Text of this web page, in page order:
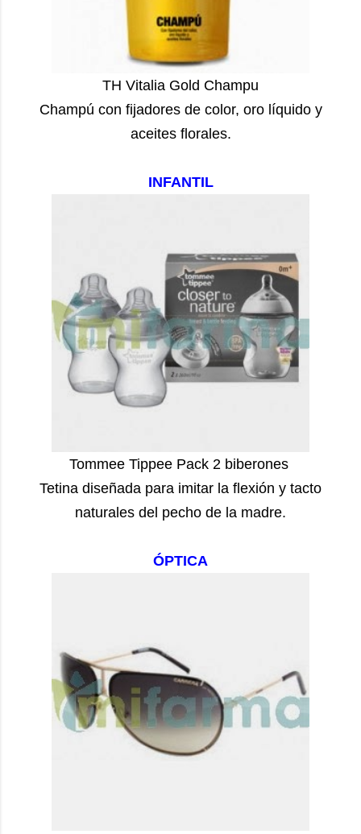
TH Vitalia Gold Champu
Champú con fijadores de color, oro líquido y
aceites florales.
INFANTIL
Tommee Tippee Pack 2 biberones
Tetina diseñada para imitar la flexión y tacto
naturales del pecho de la madre.
ÓPTICA